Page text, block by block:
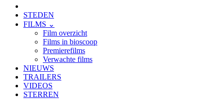
STEDEN
FILMS ⌄
Film overzicht
Films in bioscoop
Premierefilms
Verwachte films
NIEUWS
TRAILERS
VIDEOS
STERREN